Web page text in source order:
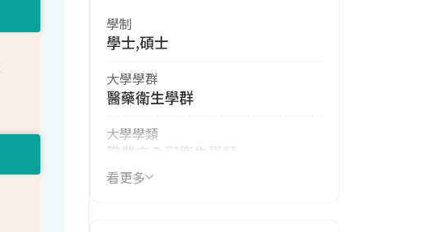
學制
學士,碩士
大學學群
醫藥衛生學群
大學學類
職業安全與衛生學類
技職群類
看更多